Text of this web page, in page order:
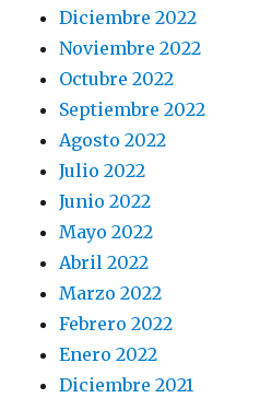
Diciembre 2022
Noviembre 2022
Octubre 2022
Septiembre 2022
Agosto 2022
Julio 2022
Junio 2022
Mayo 2022
Abril 2022
Marzo 2022
Febrero 2022
Enero 2022
Diciembre 2021